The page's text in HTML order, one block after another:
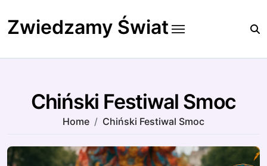
to
content
Zwiedzamy Świat
Chiński Festiwal Smoc
Home Chiński Festiwal Smoc